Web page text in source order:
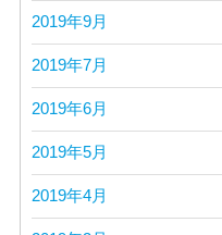
2019年9月
2019年7月
2019年6月
2019年5月
2019年4月